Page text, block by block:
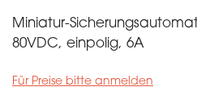
Miniatur-
80VDC, einpolig, 6A
Für Preise bitte anmelden